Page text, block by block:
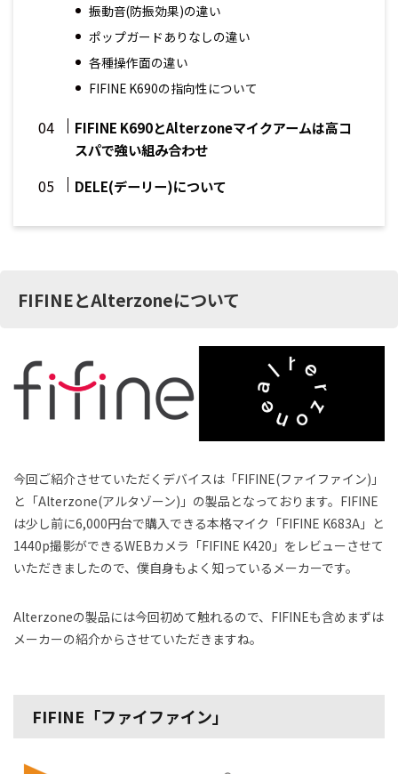
振動音(防振効果)の違い
ポップガードありなしの違い
各種操作面の違い
FIFINE K690の指向性について
FIFINE K690とAlterzoneマイクアームは高コ
スパで強い組み合わせ
DELE(デーリー)について
FIFINEとAlterzoneについて
今回ご紹介させていただくデバイスは「FIFINE(ファイファイン)」
と「Alterzone(アルタゾーン)」の製品となっております。FIFINE
は少し前に6,000円台で購入できる本格マイク「FIFINE K683A」と
1440p撮影ができるWEBカメラ「FIFINE K420」をレビューさせて
いただきましたので、僕自身もよく知っているメーカーです。
Alterzoneの製品には今回初めて触れるので、FIFINEも含めまずは
メーカーの紹介からさせていただきますね。
FIFINE「ファイファイン」